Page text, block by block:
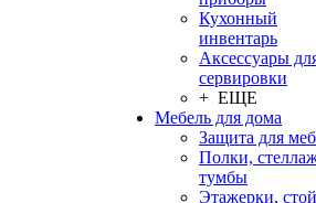
Кухонный
инвентарь
Аксессуары
сервировки
+ ЕЩЕ
Мебель для дома
Защита для
Полки,
тумбы
Этажерки,